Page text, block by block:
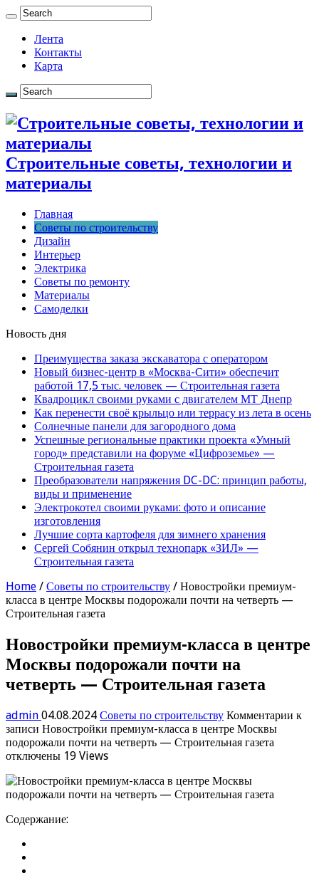
Лента
Контакты
Карта
Строительные советы, технологии и
материалы
Главная
Советы по строительству
Дизайн
Интерьер
Электрика
Советы по ремонту
Материалы
Самоделки
Новость дня
Преимущества заказа экскаватора с оператором
Новый бизнес-центр в «Москва-Сити» обеспечит
работой 17,5 тыс. человек — Строительная газета
Квадроцикл своими руками с двигателем МТ Днепр
Как перенести своё крыльцо или террасу из лета в осень
Солнечные панели для загородного дома
Успешные региональные практики проекта «Умный
город» представили на форуме «Цифроземье» —
Строительная газета
Преобразователи напряжения DC-DC: принцип работы,
виды и применение
Электрокотел своими руками: фото и описание
изготовления
Лучшие сорта картофеля для зимнего хранения
Сергей Собянин открыл технопарк «ЗИЛ» —
Строительная газета
Home / Советы по строительству / Новостройки премиум-
класса в центре Москвы подорожали почти на четверть —
Строительная газета
Новостройки премиум-класса в центре
Москвы подорожали почти на
четверть — Строительная газета
admin 04.08.2024 Советы по строительству Комментарии к
записи Новостройки премиум-класса в центре Москвы
подорожали почти на четверть — Строительная газета
отключены 19 Views
Содержание: